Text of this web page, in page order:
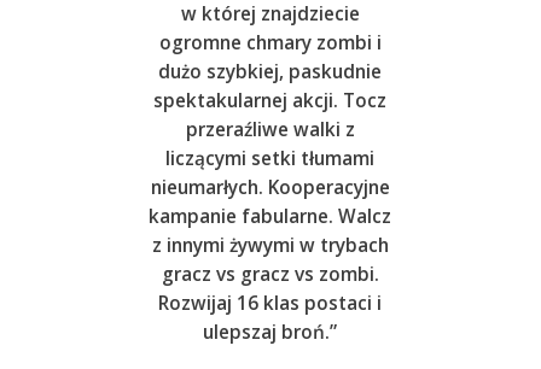
w której znajdziecie
ogromne chmary zombi i
dużo szybkiej, paskudnie
spektakularnej akcji. Tocz
przeraźliwe walki z
liczącymi setki tłumami
nieumarłych. Kooperacyjne
kampanie fabularne. Walcz
z innymi żywymi w trybach
gracz vs gracz vs zombi.
Rozwijaj 16 klas postaci i
ulepszaj broń.”